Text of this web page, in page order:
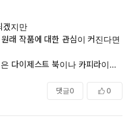
겠지만
래 작품에 대한 관심이 커진다면
다이제스트 북이나 카피라이터
않은 문장을 보고 원 작품의 이야
지만 초심으로 돌아가는 측면에서
지 않더라도 여기에 적힌 문장들을
로워진달까. 게다가 선택된 작품
댓글0 0